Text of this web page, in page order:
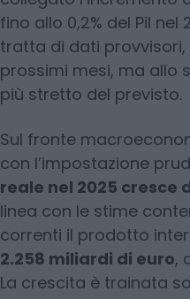
fino allo 0,2% del Pil
tratta di dati provvisori,
prossimi mesi, ma allo
più stretto del previsto.
Sul fronte
con l’impostazione
reale nel 2025 cresce
linea con le stime
correnti il prodotto
2.258 miliardi di euro,
La crescita è trainata